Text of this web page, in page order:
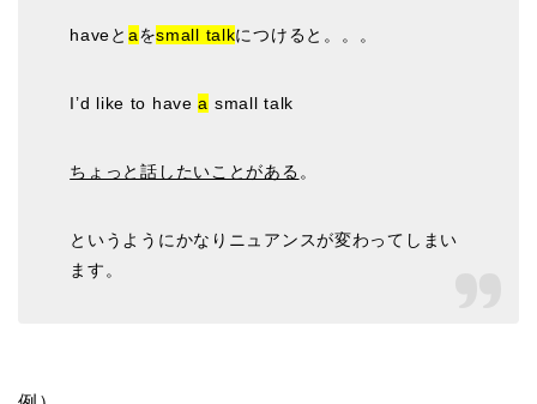
haveと aをsmall talkにつけると。。。
I’d like to havea small talk
ちょっと話したいことがある 。
というようにかなりニュアンスが変わってしまい
ます。